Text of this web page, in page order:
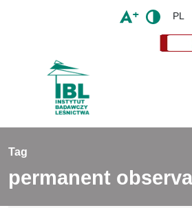
PL
Tag
permanent